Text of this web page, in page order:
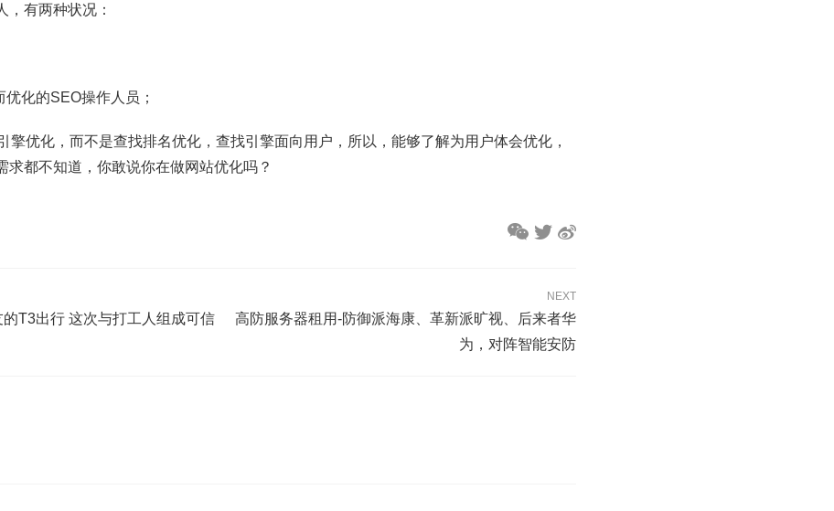
，有两种状况：
化的SEO操作人员；
擎优化，而不是查找排名优化，查找引擎面向用户，所以，能够了解为用户体会优化，
求都不知道，你敢说你在做网站优化吗？
T3出行 这次与打工人组成可信
NEXT
高防服务器租用-防御派海康、革新派旷视、后来者华
为，对阵智能安防